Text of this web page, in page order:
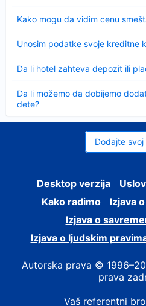
Kako mogu da vidim cenu
Unosim podatke svoje kreditne
Da li hotel zahteva depozit ili
Da li možemo da dobijemo
dete?
Dodajte
Desktop verzija
Kako radimo
Izjava
Izjava o
Izjava o ljudskim
Autorska prava ©
prava
Vaš referentni